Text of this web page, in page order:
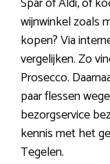
wijnwinkel zoals
kopen? Via
vergelijken. Zo
Prosecco.
paar flessen
bezorgservice
kennis met het
Tegelen.